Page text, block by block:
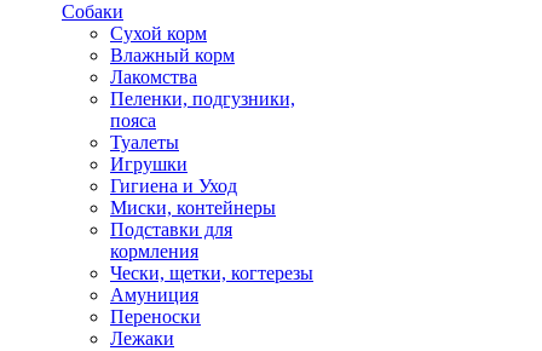
Собаки
Сухой корм
Влажный корм
Лакомства
Пеленки, подгузники,
пояса
Туалеты
Игрушки
Гигиена и Уход
Миски, контейнеры
Подставки для
кормления
Чески, щетки, когтерезы
Амуниция
Переноски
Лежаки